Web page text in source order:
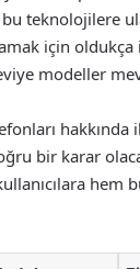
teknolojilere
için
modeller
bir karar